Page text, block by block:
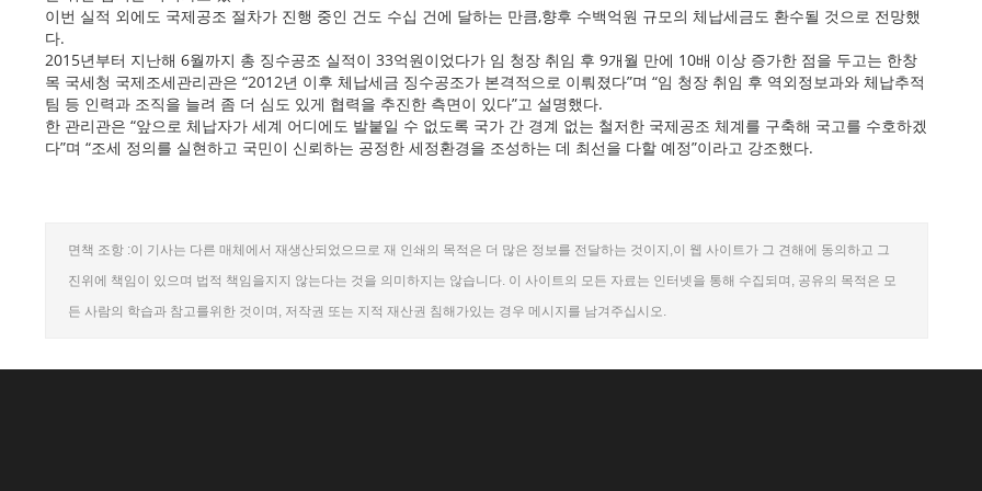
이번 실적 외에도 국제공조 절차가 진행 중인 건도 수십 건에 달하는 만큼,향후 수백억원 규모의 체납세금도 환수될 것으로 전망했
다.
2015년부터 지난해 6월까지 총 징수공조 실적이 33억원이었다가 임 청장 취임 후 9개월 만에 10배 이상 증가한 점을 두고는 한창
목 국세청 국제조세관리관은 “2012년 이후 체납세금 징수공조가 본격적으로 이뤄졌다”며 “임 청장 취임 후 역외정보과와 체납추적
팀 등 인력과 조직을 늘려 좀 더 심도 있게 협력을 추진한 측면이 있다”고 설명했다.
한 관리관은 “앞으로 체납자가 세계 어디에도 발붙일 수 없도록 국가 간 경계 없는 철저한 국제공조 체계를 구축해 국고를 수호하겠
다”며 “조세 정의를 실현하고 국민이 신뢰하는 공정한 세정환경을 조성하는 데 최선을 다할 예정”이라고 강조했다.
면책 조항 :이 기사는 다른 매체에서 재생산되었으므로 재 인쇄의 목적은 더 많은 정보를 전달하는 것이지,이 웹 사이트가 그 견해에 동의하고 그
진위에 책임이 있으며 법적 책임을지지 않는다는 것을 의미하지는 않습니다. 이 사이트의 모든 자료는 인터넷을 통해 수집되며, 공유의 목적은 모
든 사람의 학습과 참고를위한 것이며, 저작권 또는 지적 재산권 침해가있는 경우 메시지를 남겨주십시오.